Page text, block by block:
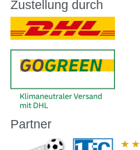
Zustellung durch
Partner